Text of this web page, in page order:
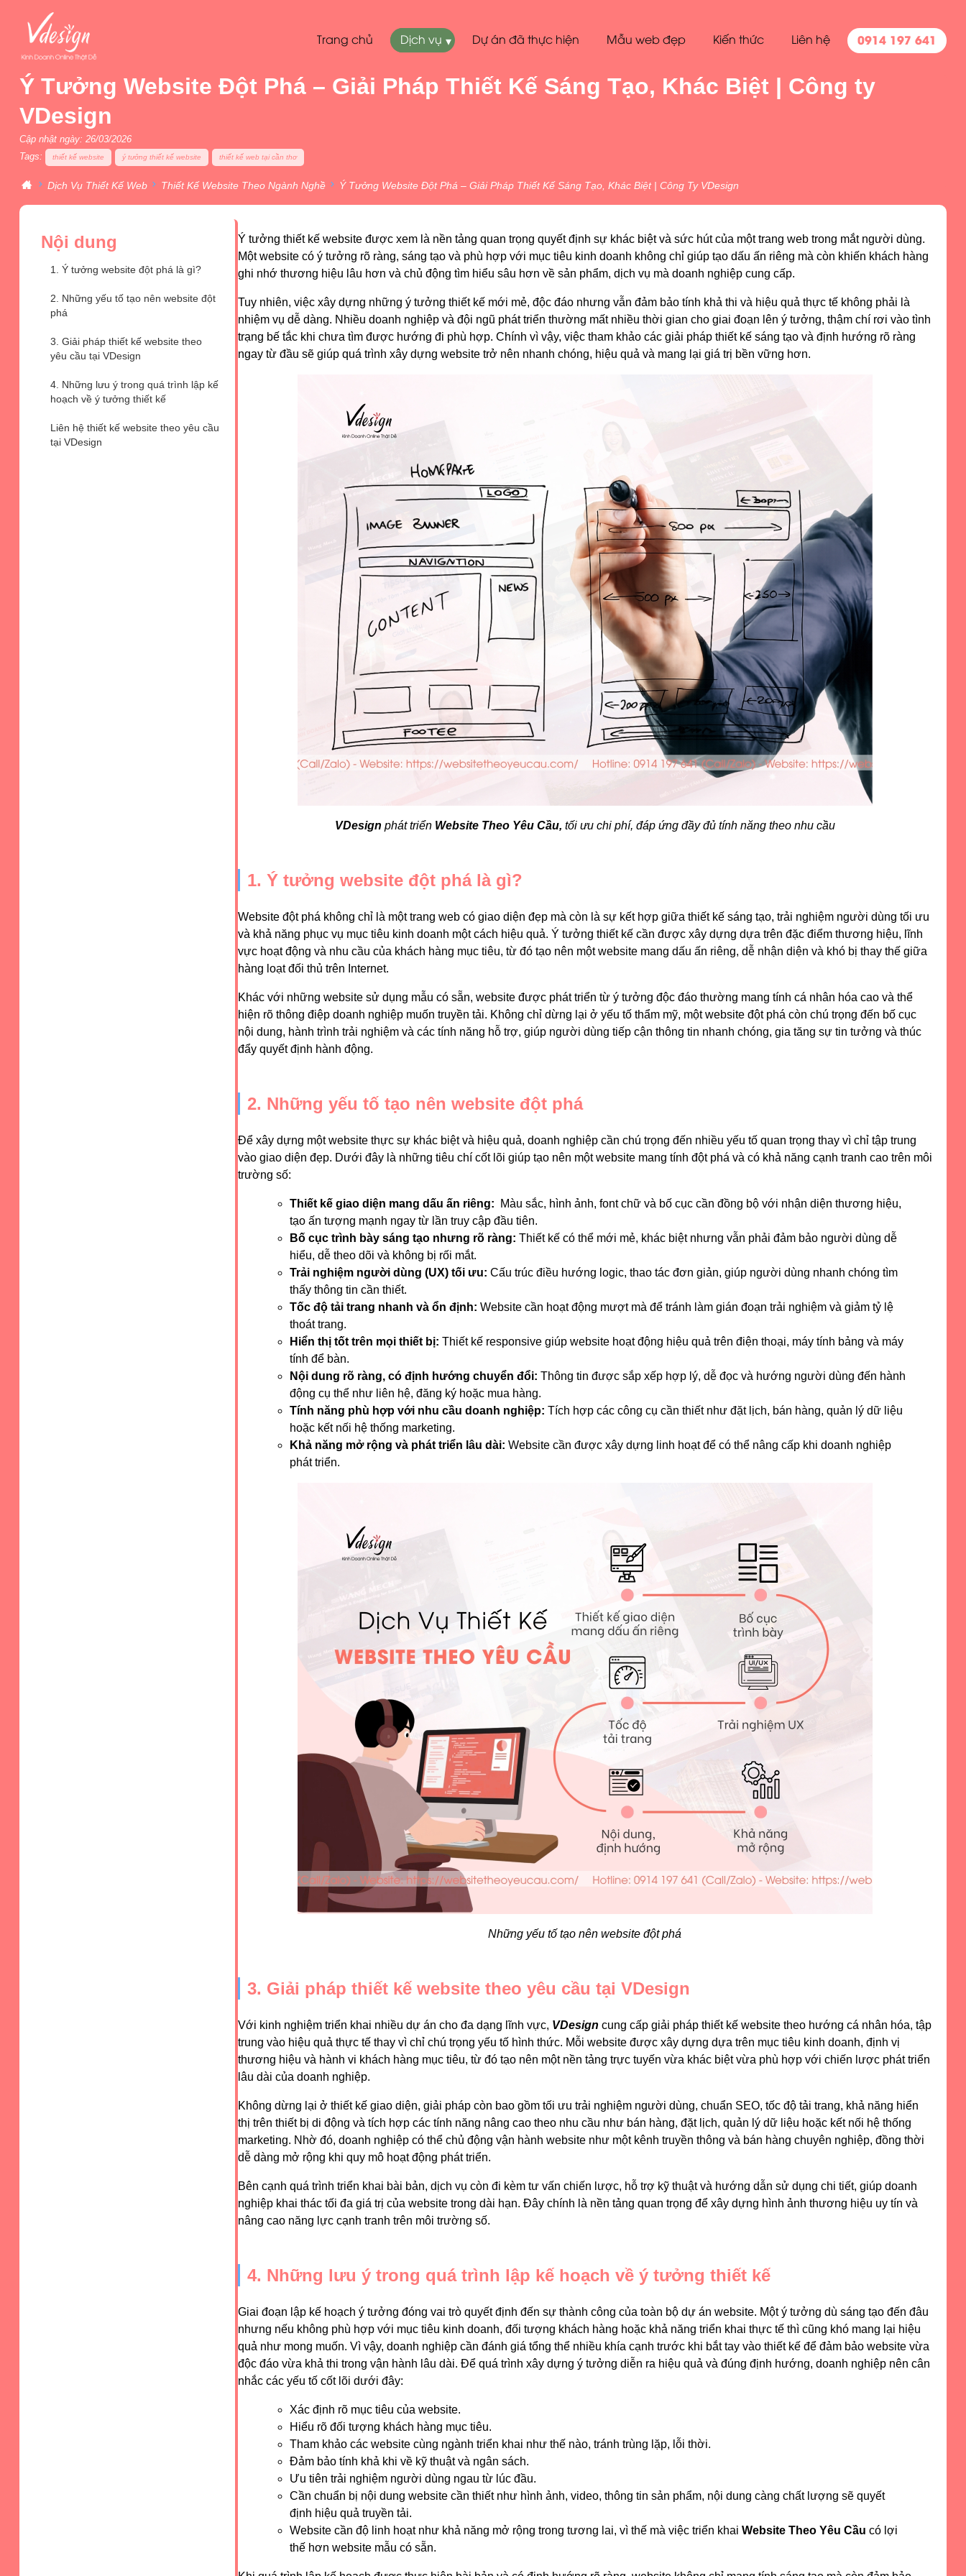
Trang chủ Dịch vụ ▾ Dự án đã thực hiện Mẫu web đẹp Kiến thức Liên hệ 0914 197 641
Ý Tưởng Website Đột Phá – Giải Pháp Thiết Kế Sáng Tạo, Khác Biệt | Công ty
VDesign
Cập nhật ngày: 26/03/2026
Tags:
thiết kế website ý tưởng thiết kế website thiết kế web tại cần thơ
Dịch Vụ Thiết Kế Web Thiết Kế Website Theo Ngành Nghề Ý Tưởng Website Đột Phá – Giải Pháp Thiết Kế Sáng Tạo, Khác Biệt | Công Ty VDesign
Nội dung
1. Ý tưởng website đột phá là gì?
2. Những yếu tố tạo nên website đột
phá
3. Giải pháp thiết kế website theo
yêu cầu tại VDesign
4. Những lưu ý trong quá trình lập kế
hoạch về ý tưởng thiết kế
Liên hệ thiết kế website theo yêu cầu
tại VDesign
Ý tưởng thiết kế website được xem là nền tảng quan trọng quyết định sự khác biệt và sức hút của một trang web trong mắt người dùng.
Một website có ý tưởng rõ ràng, sáng tạo và phù hợp với mục tiêu kinh doanh không chỉ giúp tạo dấu ấn riêng mà còn khiến khách hàng
ghi nhớ thương hiệu lâu hơn và chủ động tìm hiểu sâu hơn về sản phẩm, dịch vụ mà doanh nghiệp cung cấp.
Tuy nhiên, việc xây dựng những ý tưởng thiết kế mới mẻ, độc đáo nhưng vẫn đảm bảo tính khả thi và hiệu quả thực tế không phải là
nhiệm vụ dễ dàng. Nhiều doanh nghiệp và đội ngũ phát triển thường mất nhiều thời gian cho giai đoạn lên ý tưởng, thậm chí rơi vào tình
trạng bế tắc khi chưa tìm được hướng đi phù hợp. Chính vì vậy, việc tham khảo các giải pháp thiết kế sáng tạo và định hướng rõ ràng
ngay từ đầu sẽ giúp quá trình xây dựng website trở nên nhanh chóng, hiệu quả và mang lại giá trị bền vững hơn.
VDesign phát triển Website Theo Yêu Cầu, tối ưu chi phí, đáp ứng đầy đủ tính năng theo nhu cầu
1. Ý tưởng website đột phá là gì?
Website đột phá không chỉ là một trang web có giao diện đẹp mà còn là sự kết hợp giữa thiết kế sáng tạo, trải nghiệm người dùng tối ưu
và khả năng phục vụ mục tiêu kinh doanh một cách hiệu quả. Ý tưởng thiết kế cần được xây dựng dựa trên đặc điểm thương hiệu, lĩnh
vực hoạt động và nhu cầu của khách hàng mục tiêu, từ đó tạo nên một website mang dấu ấn riêng, dễ nhận diện và khó bị thay thế giữa
hàng loạt đối thủ trên Internet.
Khác với những website sử dụng mẫu có sẵn, website được phát triển từ ý tưởng độc đáo thường mang tính cá nhân hóa cao và thể
hiện rõ thông điệp doanh nghiệp muốn truyền tải. Không chỉ dừng lại ở yếu tố thẩm mỹ, một website đột phá còn chú trọng đến bố cục
nội dung, hành trình trải nghiệm và các tính năng hỗ trợ, giúp người dùng tiếp cận thông tin nhanh chóng, gia tăng sự tin tưởng và thúc
đẩy quyết định hành động.
2. Những yếu tố tạo nên website đột phá
Để xây dựng một website thực sự khác biệt và hiệu quả, doanh nghiệp cần chú trọng đến nhiều yếu tố quan trọng thay vì chỉ tập trung
vào giao diện đẹp. Dưới đây là những tiêu chí cốt lõi giúp tạo nên một website mang tính đột phá và có khả năng cạnh tranh cao trên môi
trường số:
Thiết kế giao diện mang dấu ấn riêng:
Màu sắc, hình ảnh, font chữ và bố cục cần đồng bộ với nhận diện thương hiệu,
tạo ấn tượng mạnh ngay từ lần truy cập đầu tiên.
Bố cục trình bày sáng tạo nhưng rõ ràng: Thiết kế có thể mới mẻ, khác biệt nhưng vẫn phải đảm bảo người dùng dễ
hiểu, dễ theo dõi và không bị rối mắt.
Trải nghiệm người dùng (UX) tối ưu: Cấu trúc điều hướng logic, thao tác đơn giản, giúp người dùng nhanh chóng tìm
thấy thông tin cần thiết.
Tốc độ tải trang nhanh và ổn định: Website cần hoạt động mượt mà để tránh làm gián đoạn trải nghiệm và giảm tỷ lệ
thoát trang.
Hiển thị tốt trên mọi thiết bị: Thiết kế responsive giúp website hoạt động hiệu quả trên điện thoại, máy tính bảng và máy
tính để bàn.
Nội dung rõ ràng, có định hướng chuyển đổi: Thông tin được sắp xếp hợp lý, dễ đọc và hướng người dùng đến hành
động cụ thể như liên hệ, đăng ký hoặc mua hàng.
Tính năng phù hợp với nhu cầu doanh nghiệp: Tích hợp các công cụ cần thiết như đặt lịch, bán hàng, quản lý dữ liệu
hoặc kết nối hệ thống marketing.
Khả năng mở rộng và phát triển lâu dài: Website cần được xây dựng linh hoạt để có thể nâng cấp khi doanh nghiệp
phát triển.
Những yếu tố tạo nên website đột phá
3. Giải pháp thiết kế website theo yêu cầu tại VDesign
Với kinh nghiệm triển khai nhiều dự án cho đa dạng lĩnh vực, VDesign cung cấp giải pháp thiết kế website theo hướng cá nhân hóa, tập
trung vào hiệu quả thực tế thay vì chỉ chú trọng yếu tố hình thức. Mỗi website được xây dựng dựa trên mục tiêu kinh doanh, định vị
thương hiệu và hành vi khách hàng mục tiêu, từ đó tạo nên một nền tảng trực tuyến vừa khác biệt vừa phù hợp với chiến lược phát triển
lâu dài của doanh nghiệp.
Không dừng lại ở thiết kế giao diện, giải pháp còn bao gồm tối ưu trải nghiệm người dùng, chuẩn SEO, tốc độ tải trang, khả năng hiển
thị trên thiết bị di động và tích hợp các tính năng nâng cao theo nhu cầu như bán hàng, đặt lịch, quản lý dữ liệu hoặc kết nối hệ thống
marketing. Nhờ đó, doanh nghiệp có thể chủ động vận hành website như một kênh truyền thông và bán hàng chuyên nghiệp, đồng thời
dễ dàng mở rộng khi quy mô hoạt động phát triển.
Bên cạnh quá trình triển khai bài bản, dịch vụ còn đi kèm tư vấn chiến lược, hỗ trợ kỹ thuật và hướng dẫn sử dụng chi tiết, giúp doanh
nghiệp khai thác tối đa giá trị của website trong dài hạn. Đây chính là nền tảng quan trọng để xây dựng hình ảnh thương hiệu uy tín và
nâng cao năng lực cạnh tranh trên môi trường số.
4. Những lưu ý trong quá trình lập kế hoạch về ý tưởng thiết kế
Giai đoạn lập kế hoạch ý tưởng đóng vai trò quyết định đến sự thành công của toàn bộ dự án website. Một ý tưởng dù sáng tạo đến đâu
nhưng nếu không phù hợp với mục tiêu kinh doanh, đối tượng khách hàng hoặc khả năng triển khai thực tế thì cũng khó mang lại hiệu
quả như mong muốn. Vì vậy, doanh nghiệp cần đánh giá tổng thể nhiều khía cạnh trước khi bắt tay vào thiết kế để đảm bảo website vừa
độc đáo vừa khả thi trong vận hành lâu dài. Để quá trình xây dựng ý tưởng diễn ra hiệu quả và đúng định hướng, doanh nghiệp nên cân
nhắc các yếu tố cốt lõi dưới đây:
Xác định rõ mục tiêu của website.
Hiểu rõ đối tượng khách hàng mục tiêu.
Tham khảo các website cùng ngành triển khai như thế nào, tránh trùng lặp, lỗi thời.
Đảm bảo tính khả khi về kỹ thuật và ngân sách.
Ưu tiên trải nghiệm người dùng ngau từ lúc đầu.
Cần chuẩn bị nội dung website cần thiết như hình ảnh, video, thông tin sản phẩm, nội dung càng chất lượng sẽ quyết
định hiệu quả truyền tải.
Website cần độ linh hoạt như khả năng mở rộng trong tương lai, vì thế mà việc triển khai Website Theo Yêu Cầu có lợi
thế hơn website mẫu có sẵn.